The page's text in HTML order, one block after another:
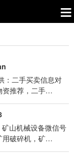
：二手买卖信息对
资推荐，二手…
山机械设备微信号
用破碎机，矿…